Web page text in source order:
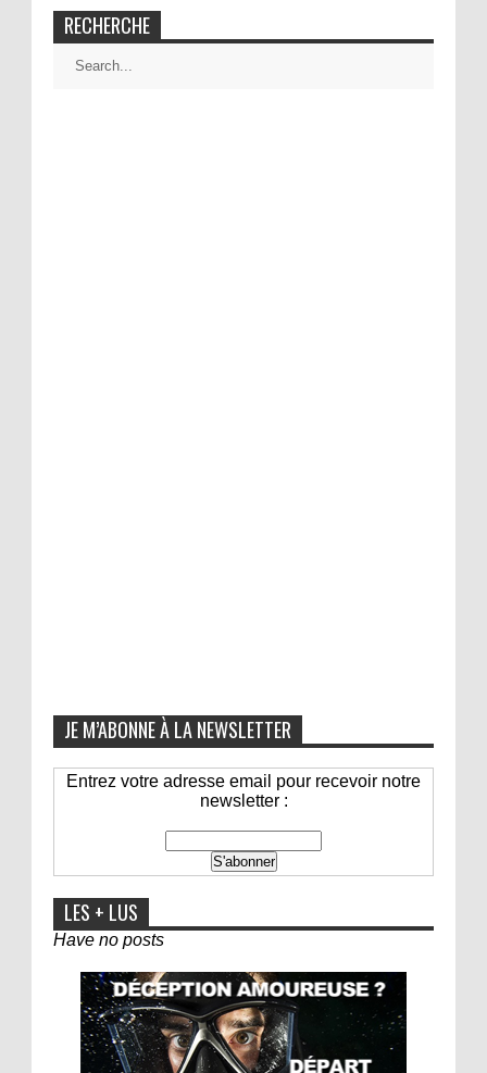
RECHERCHE
JE M’ABONNE À LA NEWSLETTER
Entrez votre adresse email pour recevoir notre
newsletter :
LES + LUS
Have no posts